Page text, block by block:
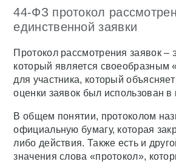
44-ФЗ протокол
единственной заявки
Протокол рассмотрения заявок –
который является своеобразным
для участника, который
оценки заявок был использован в
В общем понятии, протоколом
официальную бумагу, которая
либо действия. Также есть и
значения слова «протокол»,